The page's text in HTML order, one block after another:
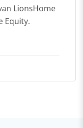
LionsHome
Equity.